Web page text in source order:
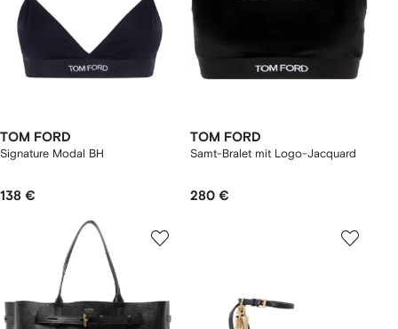
TOM FORD
Signature Modal BH
138 €
TOM FORD
Samt-Bralet mit Logo-Jacquard
280 €